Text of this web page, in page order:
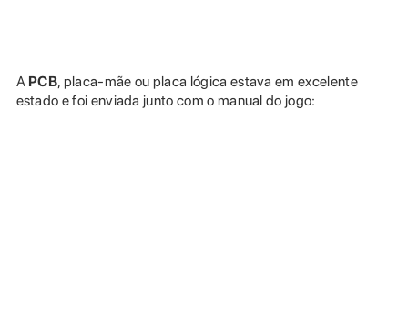
A PCB, placa-mãe ou placa lógica estava em excelente
estado e foi enviada junto com o manual do jogo: